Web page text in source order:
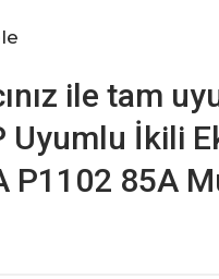
ile tam
Uyumlu İkili
P1102 85A